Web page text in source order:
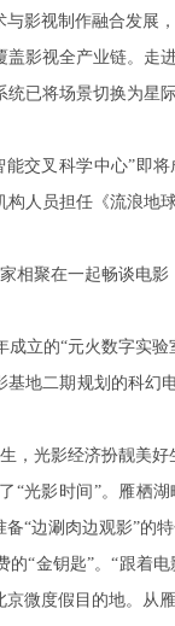
影视制作融合发展
影视全产业链。走
已将场景切换为星
交叉科学中心”即
人员担任《流浪地
相聚在一起畅谈电
立的“元火数字实
地二期规划的科幻
，光影经济扮靓美好
“光影时间”。雁栖
“边涮肉边观影”的特
“金钥匙”。“跟着
微度假目的地。从